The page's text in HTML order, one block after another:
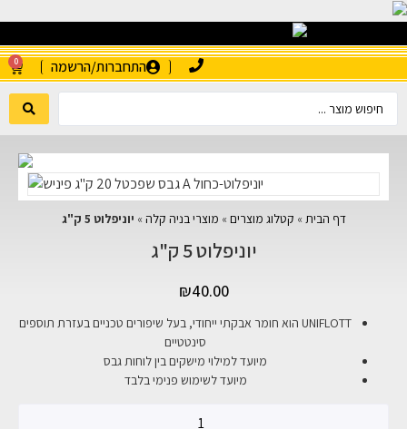
התחברות/הרשמה 0
דף הבית » קטלוג מוצרים » מוצרי בניה קלה » יוניפלוט 5 ק"ג
יוניפלוט 5 ק"ג
₪40.00
UNIFLOTT הוא חומר אבקתי ייחודי, בעל שיפורים טכניים בעזרת תוספים
סינטטיים
מיועד למילוי מישקים בין לוחות גבס
מיועד לשימוש פנימי בלבד